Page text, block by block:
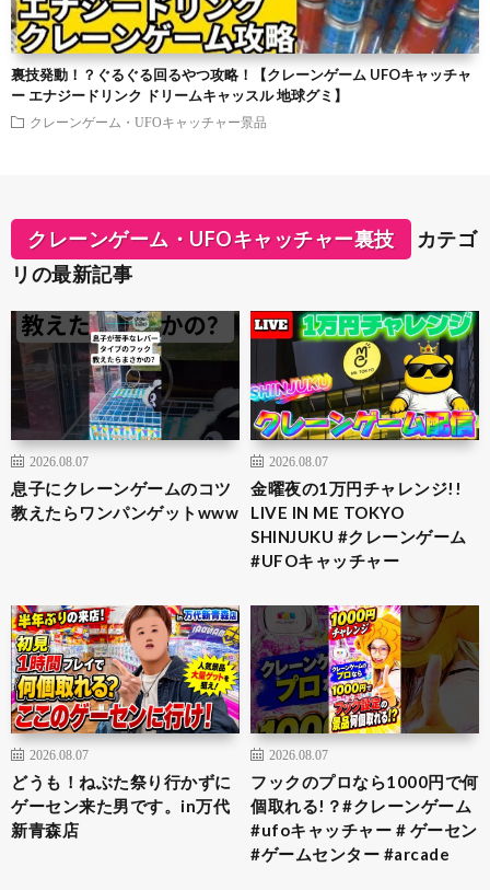
裏技発動！？ぐるぐる回るやつ攻略！【クレーンゲーム UFOキャッチャ
ー エナジードリンク ドリームキャッスル 地球グミ】
クレーンゲーム・UFOキャッチャー景品
クレーンゲーム・UFOキャッチャー裏技
カテゴ
リの最新記事
2026.08.07
息子にクレーンゲームのコツ
教えたらワンパンゲットwww
2026.08.07
金曜夜の1万円チャレンジ!!
LIVE IN ME TOKYO
SHINJUKU #クレーンゲーム
#UFOキャッチャー
2026.08.07
どうも！ねぶた祭り行かずに
ゲーセン来た男です。in万代
新青森店
2026.08.07
フックのプロなら1000円で何
個取れる!？#クレーンゲーム
#ufoキャッチャー # ゲーセン
#ゲームセンター #arcade